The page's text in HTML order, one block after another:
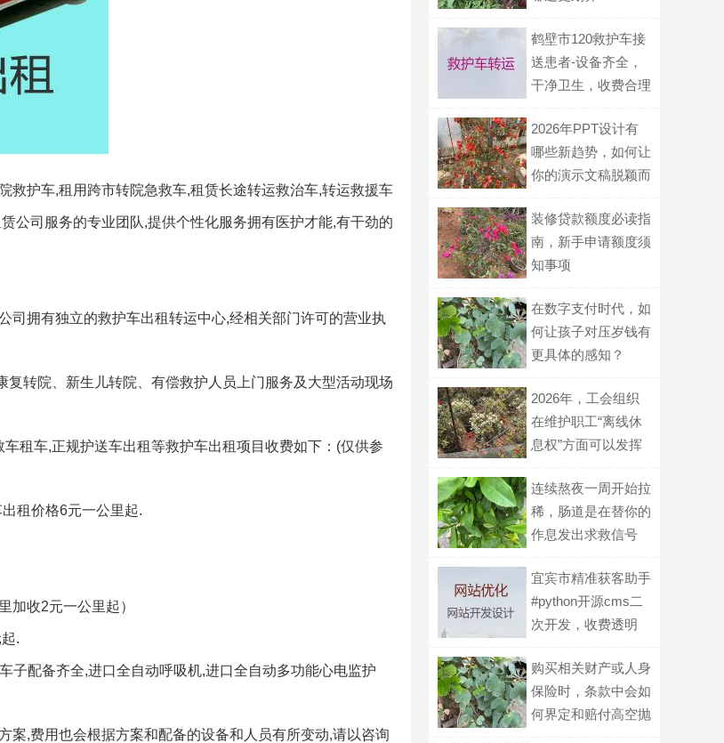
救护车,租用跨市转院急救车,租赁长途转运救治车,转运救援车
公司服务的专业团队,提供个性化服务拥有医护才能,有干劲的
拥有独立的救护车出租转运中心,经相关部门许可的营业执
转院、新生儿转院、有偿救护人员上门服务及大型活动现场
租车,正规护送车出租等救护车出租项目收费如下：(仅供参
租价格6元一公里起.
加收2元一公里起）
.
子配备齐全,进口全自动呼吸机,进口全自动多功能心电监护
案,费用也会根据方案和配备的设备和人员有所变动,请以咨询
鹤壁市120救护车接
送患者-设备齐全，
干净卫生，收费合理
2026年PPT设计有
哪些新趋势，如何让
你的演示文稿脱颖而
装修贷款额度必读指
南，新手申请额度须
知事项
在数字支付时代，如
何让孩子对压岁钱有
更具体的感知？
2026年，工会组织
在维护职工“离线休
息权”方面可以发挥
连续熬夜一周开始拉
稀，肠道是在替你的
作息发出求救信号
宜宾市精准获客助手
#python开源cms二
次开发，收费透明
购买相关财产或人身
保险时，条款中会如
何界定和赔付高空抛